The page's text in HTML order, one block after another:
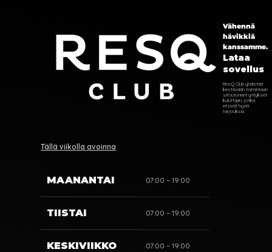
Vähennä
hävikkiä
kanssamme.
Lataa
sovellus
ResQ Club yhdistää
kestävään toimintaan
sitoutuneet yritykset
kuluttajiin, jotka
etsivät hyviä
tarjouksia.
Tällä viikolla avoinna
MAANANTAI 07:00 – 19:00
TIISTAI 07:00 – 19:00
KESKIVIIKKO 07:00 – 19:00